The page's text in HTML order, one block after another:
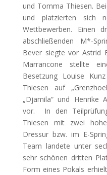
und Tomma Thiesen.
und platzierten sich
Wettbewerben. Einen
abschließenden M*-
Bever siegte vor Astrid
Marrancone stellte
Besetzung Louise
Thiesen auf
„Djamila“ und Henrike
vor. In den
Thiesen mit zwei
Dressur bzw. im E-
Team landete unter
sehr schönen dritten
Form eines Pokals